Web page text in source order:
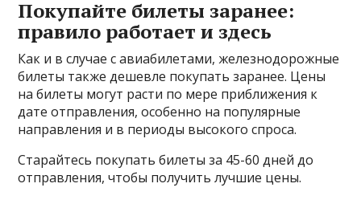
Покупайте билеты заранее:
правило работает и здесь
Как и в случае с авиабилетами, железнодорожные
билеты также дешевле покупать заранее. Цены
на билеты могут расти по мере приближения к
дате отправления, особенно на популярные
направления и в периоды высокого спроса.
Старайтесь покупать билеты за 45-60 дней до
отправления, чтобы получить лучшие цены.